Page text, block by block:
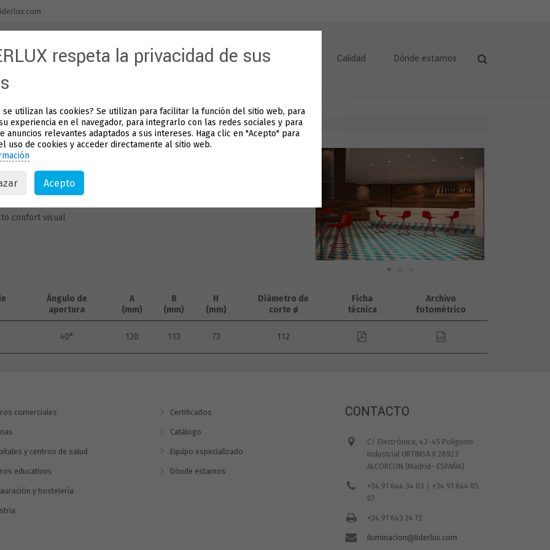
Inicio Nuestra empresa Productos Aplicaciones Calidad Dónde estamos
LD-70010
empotrado redondo
confort visual
Ángulo de
apertura
A
(mm)
B
(mm)
H
(mm)
Diámetro de
corte ø
Ficha
técnica
Archivo
fotométrico
40° 120 113 73 112
comerciales
y centros de salud
educativos
y hostelería
Certificados
Catálogo
Equipo especializado
Dónde estamos
CONTACTO
C/ Electrónica, 43-45 Polígono
Industrial URTINSA II 28923
ALCORCON (Madrid- ESPAÑA)
+34 91 644 34 03 / +34 91 644 05
07
+34 91 643 24 72
iluminacion@liderlux.com
respeta la privacidad de sus
se utilizan las cookies? Se utilizan para facilitar la función del sitio web, para
experiencia en el navegador, para integrarlo con las redes sociales y para
anuncios relevantes adaptados a sus intereses. Haga clic en "Acepto" para
uso de cookies y acceder directamente al sitio web.
Acepto